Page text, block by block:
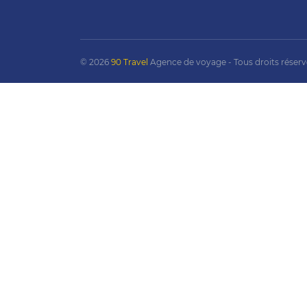
© 2026 90 Travel Agence de voyage - Tous droits